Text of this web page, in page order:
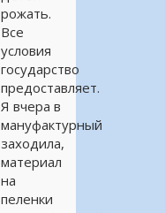
рожать.
Все
условия
государство
предоставляет.
Я вчера в
мануфактурный
заходила,
материал
на
пеленки